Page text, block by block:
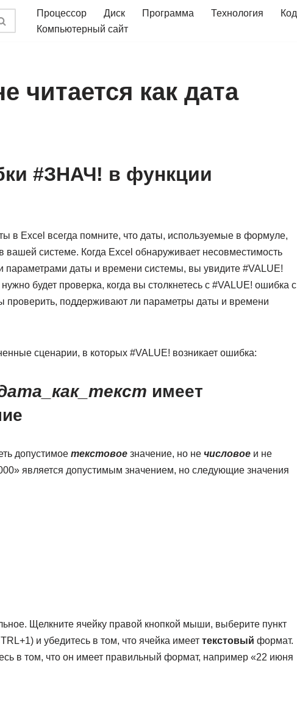
Процессор Диск Программа Технология Код
Компьютерный сайт
читается как дата
#ЗНАЧ! в функции
в Excel всегда помните, что даты, используемые в формуле,
вашей системе. Когда Excel обнаруживает несовместимость
параметрами даты и времени системы, вы увидите #VALUE!
будет проверка, когда вы столкнетесь с #VALUE! ошибка с
проверить, поддерживают ли параметры даты и времени
сценарии, в которых #VALUE! возникает ошибка:
имеет
допустимое текстовоезначение, но не числовоеи не
является допустимым значением, но следующие значения
Щелкните ячейку правой кнопкой мыши, выберите пункт
и убедитесь в том, что ячейка имеет текстовый формат.
в том, что он имеет правильный формат, например «22 июня